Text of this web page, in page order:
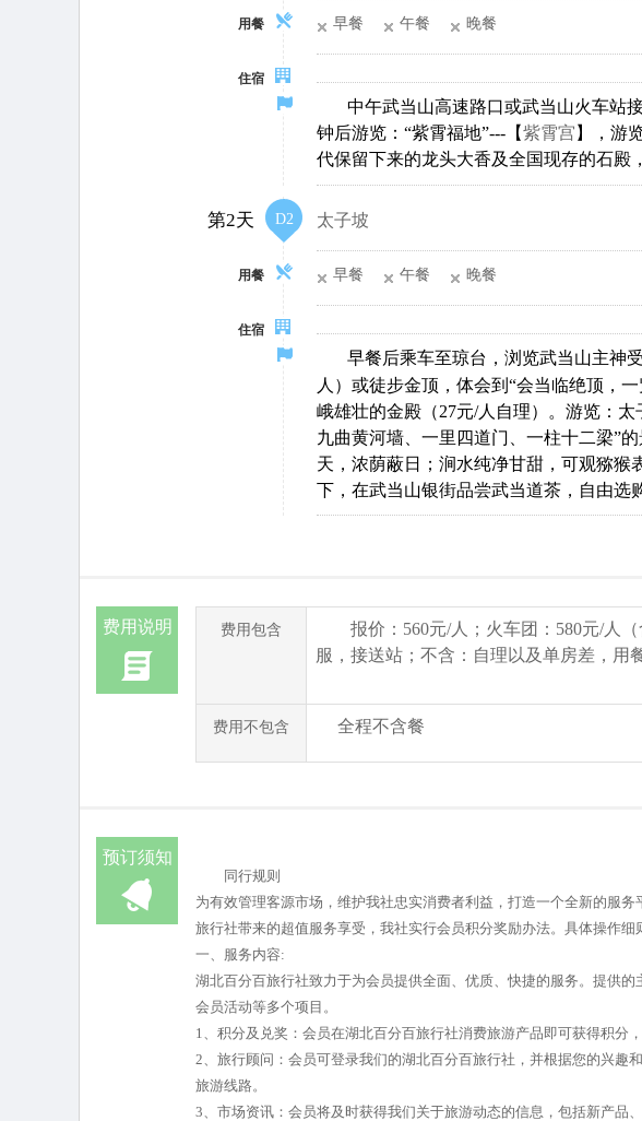
用餐 早餐 午餐 晚餐
住宿
中午武当山高速路口或武当山火车站
钟后游览：“紫霄福地”---【紫霄宫 】，游
代保留下来的龙头大香及全国现存的石殿
第2天 D2 太子坡
用餐 早餐 午餐 晚餐
住宿
早餐后乘车至琼台，浏览武当山主神
人）或徒步金顶，体会到“会当临绝顶，
峨雄壮的金殿（27元/人自理）。游览：太
九曲黄河墙、一里四道门、一柱十二梁”
天，浓荫蔽日；涧水纯净甘甜，可观猕猴
下，在武当山银街品尝武当道茶，自由选
费用说明 费用包含
报价：560元/人；火车团：580元/人
服，接送站；不含：自理以及单房差，用
费用不包含 全程不含餐
预订须知
同行规则
为有效管理客源市场，维护我社忠实消费者利益，打造一个全新的服
旅行社带来的超值服务享受，我社实行会员积分奖励办法。具体操作细
一、服务内容:
湖北百分百旅行社致力于为会员提供全面、优质、快捷的服务。提供
会员活动等多个项目。
1、积分及兑奖：会员在湖北百分百旅行社消费旅游产品即可获得积分
2、旅行顾问：会员可登录我们的湖北百分百旅行社，并根据您的兴趣
旅游线路。
3、市场资讯：会员将及时获得我们关于旅游动态的信息，包括新产品